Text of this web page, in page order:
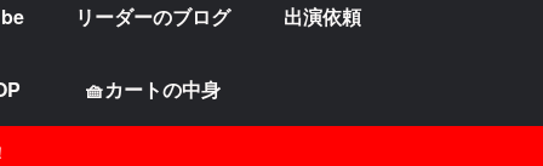
リーダーのブログ 出演依頼
🧺カートの中身